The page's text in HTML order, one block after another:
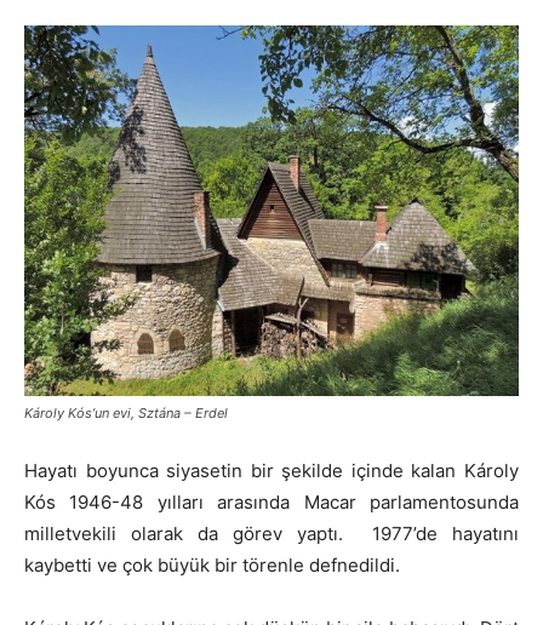
Károly Kós’un evi, Sztána – Erdel
Hayatı boyunca siyasetin bir şekilde içinde kalan Károly
Kós 1946-48 yılları arasında Macar parlamentosunda
milletvekili olarak da görev yaptı. 1977’de hayatını
kaybetti ve çok büyük bir törenle defnedildi.